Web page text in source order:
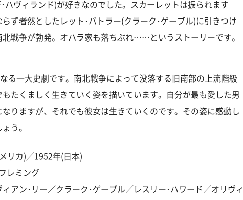
ハヴィランド)が好きなのでした。スカーレットは振られます
ず者然としたレット･バトラー(クラーク･ゲーブル)に引きつけ
北戦争が勃発。オハラ家も落ちぶれ……というストーリーです。
なる一大史劇です。南北戦争によって没落する旧南部の上流階級
たくましく生きていく姿を描いています。自分が最も愛した男
りますが、それでも彼女は生きていくのです。その姿に感動し
う。
リカ)／1952年(日本)
レミング
アン･リー／クラーク･ゲーブル／レスリー･ハワード／オリヴィ